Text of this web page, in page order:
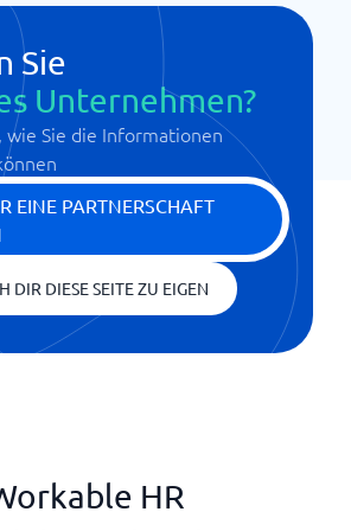
Sie
Unternehmen?
wie Sie die Informationen
EINE PARTNERSCHAFT
DIR DIESE SEITE ZU EIGEN
HR